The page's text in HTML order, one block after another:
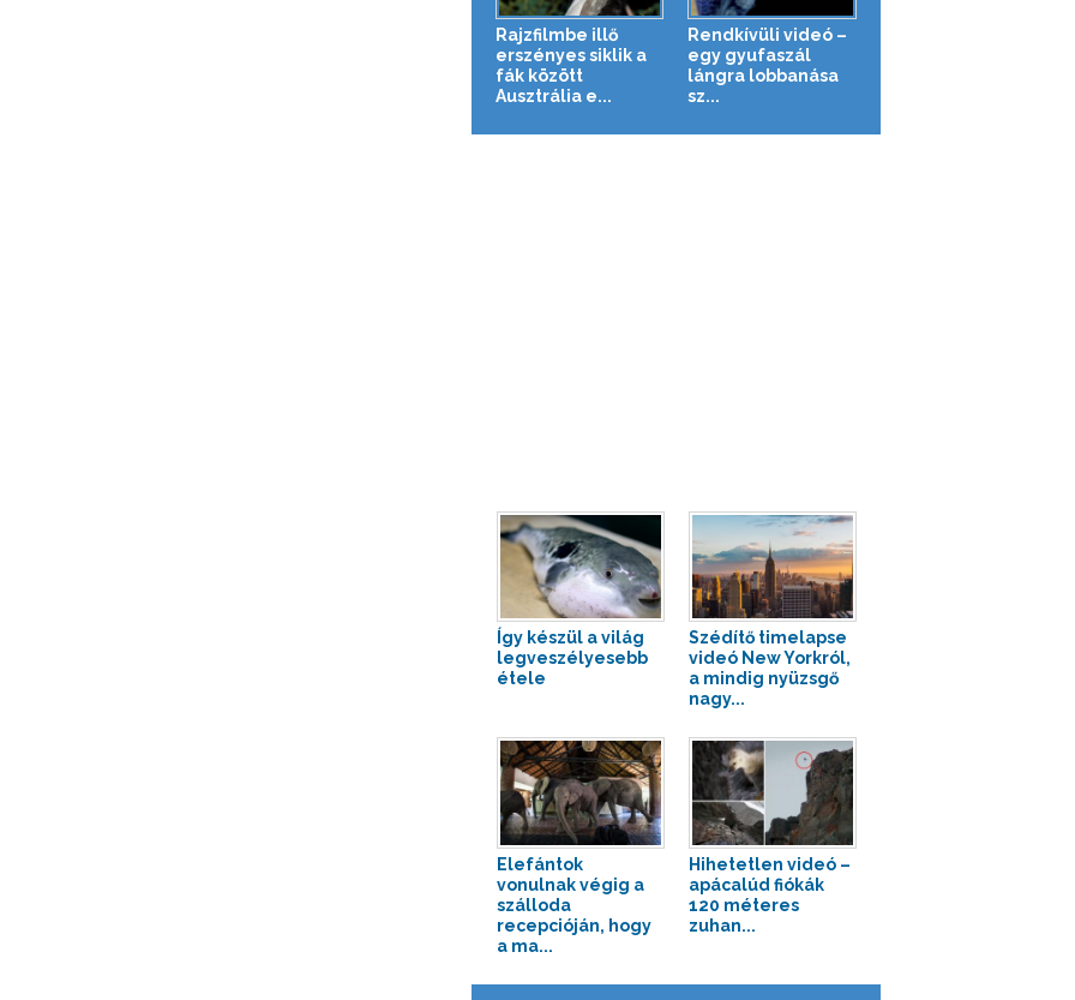
Rajzfilmbe illő
erszényes siklik a
fák között
Ausztrália e...
Rendkívüli videó –
egy gyufaszál
lángra lobbanása
sz...
Így készül a világ
legveszélyesebb
étele
Szédítő timelapse
videó New Yorkról,
a mindig nyüzsgő
nagy...
Elefántok
vonulnak végig a
szálloda
recepcióján, hogy
a ma...
Hihetetlen videó –
apácalúd fiókák
120 méteres
zuhan...